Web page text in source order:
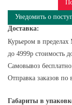
Уведомить о
Доставка:
Курьером в
до 4999р стоимость
Самовывоз
Отправка заказов по
Габариты в